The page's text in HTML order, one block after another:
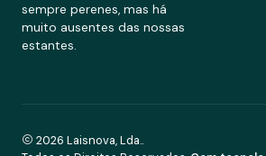
sempre perenes, mas há
muito ausentes das nossas
estantes.
2026 Laisnova, Lda..